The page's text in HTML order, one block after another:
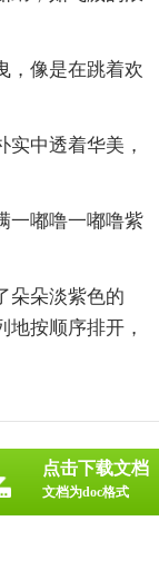
，像是在跳着欢
中透着华美，
一嘟噜一嘟噜紫
朵朵淡紫色的
按顺序排开，
点击下载文档
文档为doc格式